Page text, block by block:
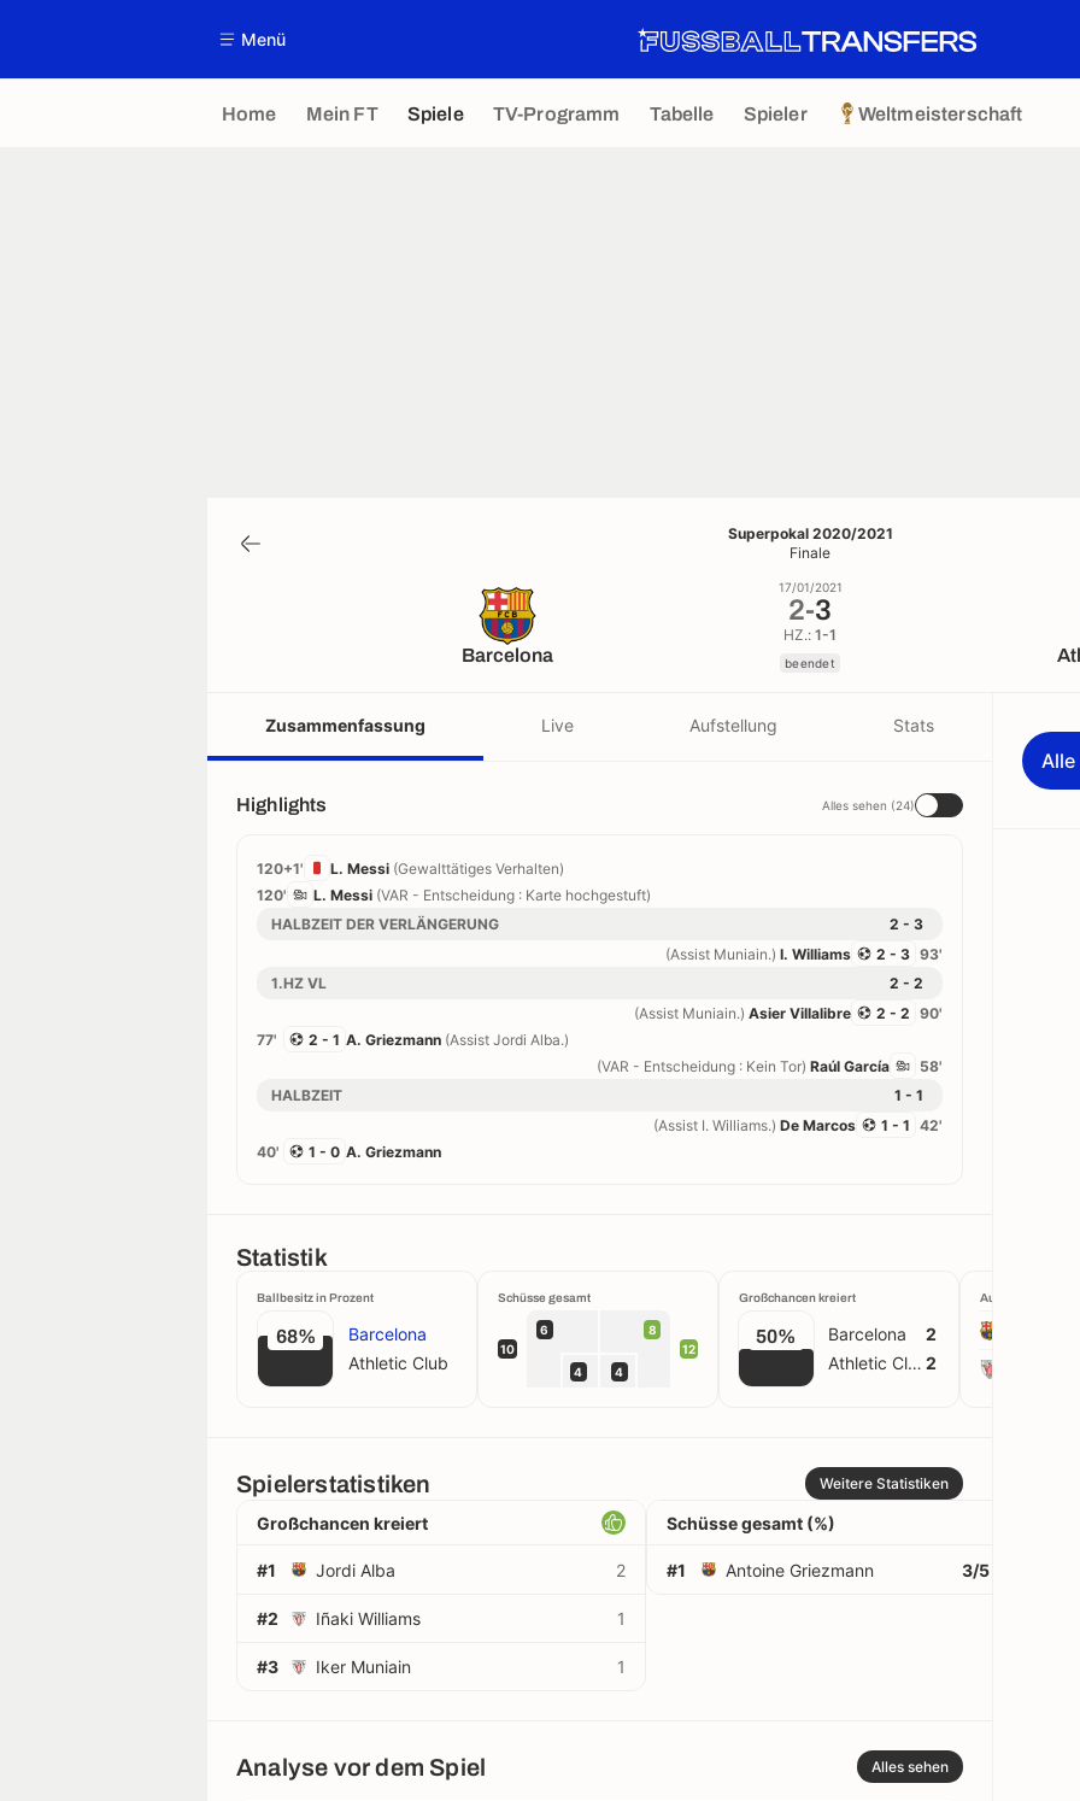
Menü
Home Mein FT Spiele TV-Programm Tabelle Spieler Weltmeisterschaft
Superpokal 2020/2021
Finale
Barcelona
17/01/2021
2-3
HZ.: 1-1
beendet
Zusammenfassung Live Aufstellung Stats
Highlights Alles sehen (24)
120+1' L. Messi (Gewalttätiges Verhalten)
120'
L. Messi (VAR - Entscheidung : Karte hochgestuft)
HALBZEIT DER VERLÄNGERUNG
2 - 3
93'
2 - 3
(Assist Muniain.) I. Williams
1.HZ VL
2 - 2
90'
2 - 2
(Assist Muniain.) Asier Villalibre
77'
2 - 1 A. Griezmann (Assist Jordi Alba.)
58'
(VAR - Entscheidung : Kein Tor) Raúl García
HALBZEIT
1 - 1
42'
1 - 1
(Assist I. Williams.) De Marcos
40'
1 - 0 A. Griezmann
Statistik
Ballbesitz in Prozent
68%
Barcelona
Athletic Club
Schüsse gesamt
10
6 8
4 4
12
Großchancen kreiert
50% Barcelona
2
Athletic Club 2
Aufstellung
Spielerstatistiken Weitere Statistiken
Großchancen kreiert
#1 Jordi Alba 2
#2 Iñaki Williams 1
#3 Iker Muniain 1
Schüsse gesamt (%)
#1 Antoine Griezmann 3/5
Analyse vor dem Spiel Alles sehen
Alle